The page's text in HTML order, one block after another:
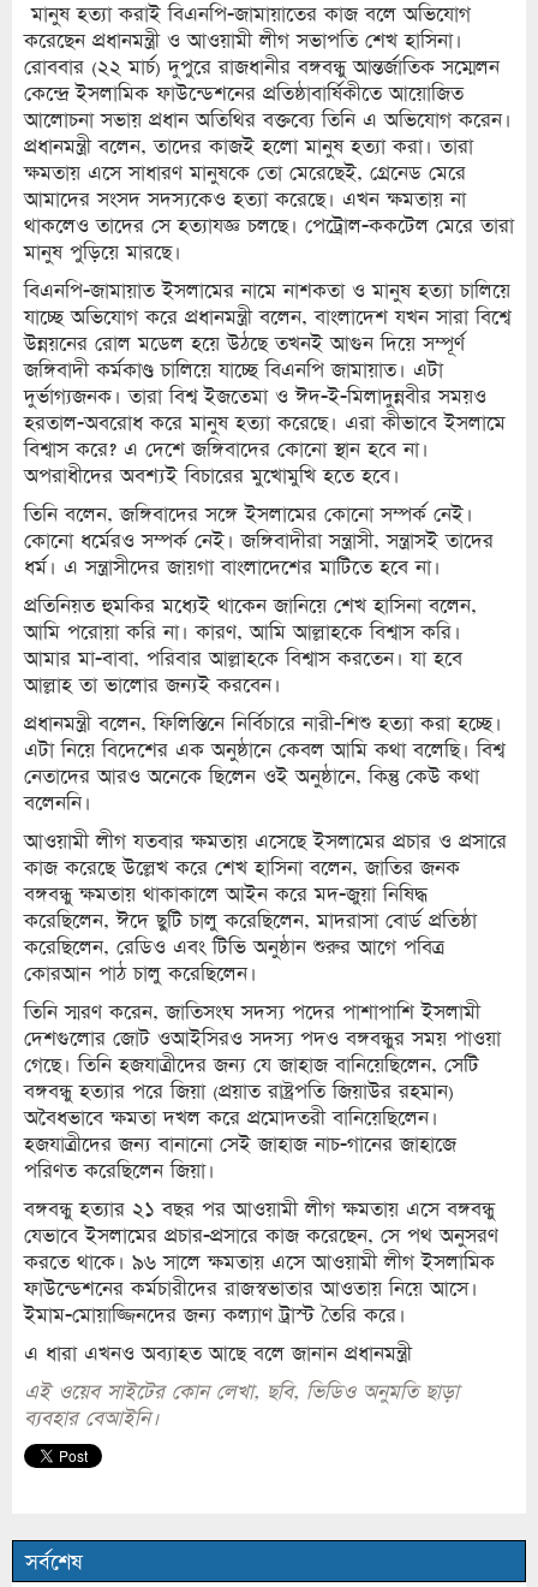
মানুষ হত্যা করাই বিএনপি-জামায়াতের কাজ বলে অভিযোগ
করেছেন প্রধানমন্ত্রী ও আওয়ামী লীগ সভাপতি শেখ হাসিনা।
রোববার (২২ মার্চ) দুপুরে রাজধানীর বঙ্গবন্ধু আন্তর্জাতিক সম্মেলন
কেন্দ্রে ইসলামিক ফাউন্ডেশনের প্রতিষ্ঠাবার্ষিকীতে আয়োজিত
আলোচনা সভায় প্রধান অতিথির বক্তব্যে তিনি এ অভিযোগ করেন।
প্রধানমন্ত্রী বলেন, তাদের কাজই হলো মানুষ হত্যা করা। তারা
ক্ষমতায় এসে সাধারণ মানুষকে তো মেরেছেই, গ্রেনেড মেরে
আমাদের সংসদ সদস্যকেও হত্যা করেছে। এখন ক্ষমতায় না
থাকলেও তাদের সে হত্যাযজ্ঞ চলছে। পেট্রোল-ককটেল মেরে তারা
মানুষ পুড়িয়ে মারছে।
বিএনপি-জামায়াত ইসলামের নামে নাশকতা ও মানুষ হত্যা চালিয়ে
যাচ্ছে অভিযোগ করে প্রধানমন্ত্রী বলেন, বাংলাদেশ যখন সারা বিশ্বে
উন্নয়নের রোল মডেল হয়ে উঠছে তখনই আগুন দিয়ে সম্পূর্ণ
জঙ্গিবাদী কর্মকাণ্ড চালিয়ে যাচ্ছে বিএনপি জামায়াত। এটা
দুর্ভাগ্যজনক। তারা বিশ্ব ইজতেমা ও ঈদ-ই-মিলাদুন্নবীর সময়ও
হরতাল-অবরোধ করে মানুষ হত্যা করেছে। এরা কীভাবে ইসলামে
বিশ্বাস করে? এ দেশে জঙ্গিবাদের কোনো স্থান হবে না।
অপরাধীদের অবশ্যই বিচারের মুখোমুখি হতে হবে।
তিনি বলেন, জঙ্গিবাদের সঙ্গে ইসলামের কোনো সম্পর্ক নেই।
কোনো ধর্মেরও সম্পর্ক নেই। জঙ্গিবাদীরা সন্ত্রাসী, সন্ত্রাসই তাদের
ধর্ম। এ সন্ত্রাসীদের জায়গা বাংলাদেশের মাটিতে হবে না।
প্রতিনিয়ত হুমকির মধ্যেই থাকেন জানিয়ে শেখ হাসিনা বলেন,
আমি পরোয়া করি না। কারণ, আমি আল্লাহকে বিশ্বাস করি।
আমার মা-বাবা, পরিবার আল্লাহকে বিশ্বাস করতেন। যা হবে
আল্লাহ তা ভালোর জন্যই করবেন।
প্রধানমন্ত্রী বলেন, ফিলিস্তিনে নির্বিচারে নারী-শিশু হত্যা করা হচ্ছে।
এটা নিয়ে বিদেশের এক অনুষ্ঠানে কেবল আমি কথা বলেছি। বিশ্ব
নেতাদের আরও অনেকে ছিলেন ওই অনুষ্ঠানে, কিন্তু কেউ কথা
বলেননি।
আওয়ামী লীগ যতবার ক্ষমতায় এসেছে ইসলামের প্রচার ও প্রসারে
কাজ করেছে উল্লেখ করে শেখ হাসিনা বলেন, জাতির জনক
বঙ্গবন্ধু ক্ষমতায় থাকাকালে আইন করে মদ-জুয়া নিষিদ্ধ
করেছিলেন, ঈদে ছুটি চালু করেছিলেন, মাদরাসা বোর্ড প্রতিষ্ঠা
করেছিলেন, রেডিও এবং টিভি অনুষ্ঠান শুরুর আগে পবিত্র
কোরআন পাঠ চালু করেছিলেন।
তিনি স্মরণ করেন, জাতিসংঘ সদস্য পদের পাশাপাশি ইসলামী
দেশগুলোর জোট ওআইসিরও সদস্য পদও বঙ্গবন্ধুর সময় পাওয়া
গেছে। তিনি হজযাত্রীদের জন্য যে জাহাজ বানিয়েছিলেন, সেটি
বঙ্গবন্ধু হত্যার পরে জিয়া (প্রয়াত রাষ্ট্রপতি জিয়াউর রহমান)
অবৈধভাবে ক্ষমতা দখল করে প্রমোদতরী বানিয়েছিলেন।
হজযাত্রীদের জন্য বানানো সেই জাহাজ নাচ-গানের জাহাজে
পরিণত করেছিলেন জিয়া।
বঙ্গবন্ধু হত্যার ২১ বছর পর আওয়ামী লীগ ক্ষমতায় এসে বঙ্গবন্ধ‍ু
যেভাবে ইসলামের প্রচার-প্রসারে কাজ করেছেন, সে পথ অনুসরণ
করতে থাকে। ৯৬ সালে ক্ষমতায় এসে আওয়ামী লীগ ইসলামিক
ফাউন্ডেশনের কর্মচারীদের রাজস্বভাতার আওতায় নিয়ে আসে।
ইমাম-মোয়াজ্জিনদের জন্য কল্যাণ ট্রাস্ট তৈরি করে।
এ ধারা এখনও অব্যাহত আছে বলে জানান প্রধানমন্ত্রী
এই ওয়েব সাইটের কোন লেখা, ছবি, ভিডিও অনুমতি ছাড়া
ব্যবহার বেআইনি।
সর্বশেষ